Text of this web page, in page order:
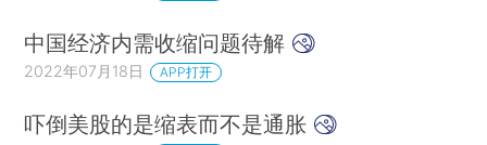
中国经济内需收缩问题待解
2022年07月18日 APP打开
吓倒美股的是缩表而不是通胀